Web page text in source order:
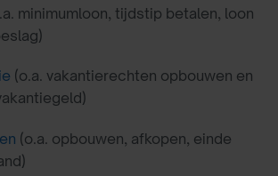
minimumloon, tijdstip betalen, loon
(o.a. vakantierechten opbouwen en
(o.a. opbouwen, afkopen, einde